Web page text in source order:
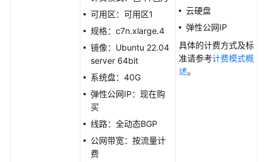
可用区：可用区1
规格：c7n.xlarge.4
镜像：Ubuntu 22.04
server 64bit
系统盘：40G
弹性公网IP：现在购
买
线路：全动态BGP
公网带宽：按流量计
费
云硬盘
弹性公网IP
具体的计费方式及标
准请参考计费模式概
述。